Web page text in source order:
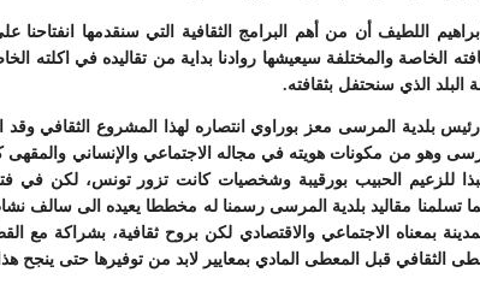
اللطيف أن من أهم البرامج الثقافية التي سنقدمها انفتاحنا
الخاصة والمختلفة سيعيشها روادنا بداية من تقاليده في اكلته
البلد الذي سنحتفل بثقافته.
بلدية المرسى معز بوراوي انتصاره لهذا المشروع الثقافي وقد
وهو من مكونات هويته في مجاله الاجتماعي والإنساني
للزعيم الحبيب بورقيبة وشخصيات كانت تزور تونس، لكن في
تسلمنا مقاليد بلدية المرسى رسمنا له مخططا يعيده الى سالف
بمعناه الاجتماعي والاقتصادي لكن بروح ثقافية، بشراكة
الثقافي قبل المعطى المادي بمعايير لابد من توفيرها حتى